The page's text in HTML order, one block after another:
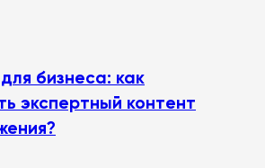
бизнеса: как
экспертный контент